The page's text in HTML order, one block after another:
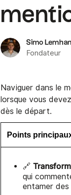
Simo
Fondateur
Naviguer dans le
lorsque vous
dès le départ.
Points
🔗
qui
entamer des